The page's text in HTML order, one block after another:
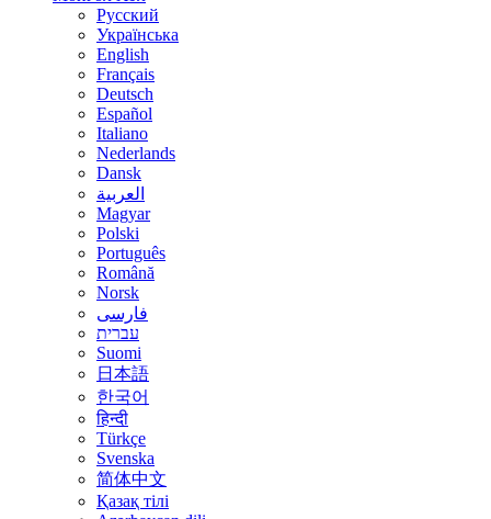
Русский
Українська
English
Français
Deutsch
Español
Italiano
Nederlands
Dansk
العربية
Magyar
Polski
Português
Română
Norsk
فارسی
עברית
Suomi
日本語
한국어
हिन्दी
Türkçe
Svenska
简体中文
Қазақ тілі